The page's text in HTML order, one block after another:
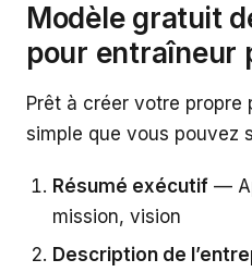
Modèle gratuit
pour entraîneur
Prêt à créer votre propre
simple que vous pouvez
Résumé exécutif—
mission, vision
Description de